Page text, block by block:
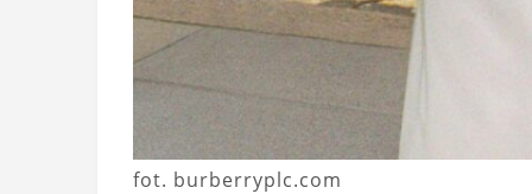
fot. burberryplc.com